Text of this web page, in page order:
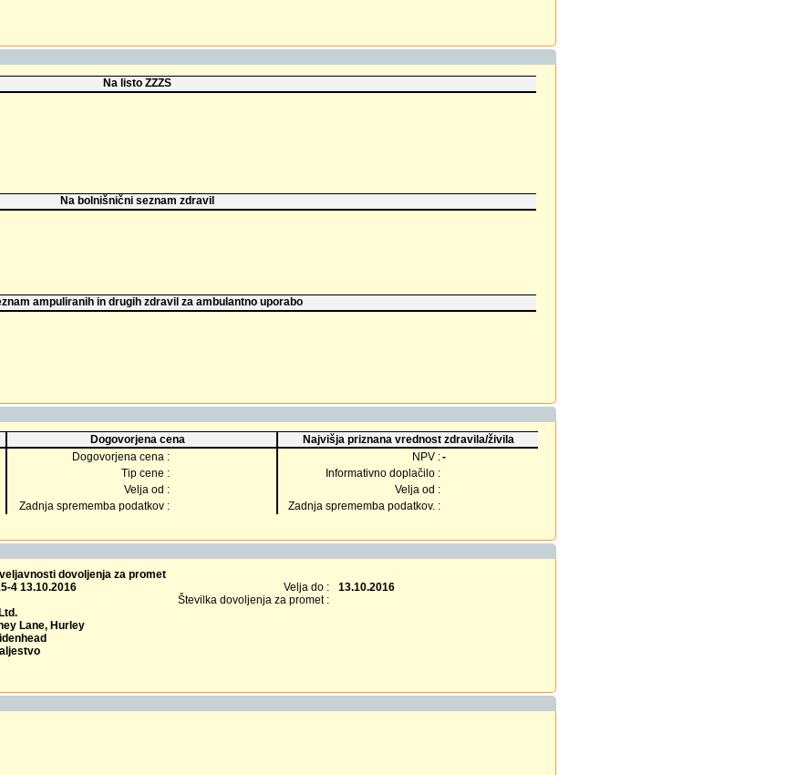
Na listo ZZZS
Na bolnišnični seznam zdravil
ampuliranih in drugih zdravil za ambulantno uporabo
Dogovorjena cena
Najvišja priznana vrednost zdravila/živila
Dogovorjena cena : NPV :-
Tip cene :
Informativno doplačilo :
Velja od :
Velja od :
Zadnja sprememba podatkov :
Zadnja sprememba podatkov. :
dovoljenja za promet
4 13.10.2016 Velja do :
13.10.2016
Številka dovoljenja za promet :
Lane, Hurley